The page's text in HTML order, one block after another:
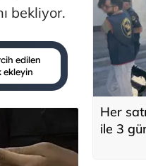
bekliyor.
edilen
ekleyin
Her
ile 3